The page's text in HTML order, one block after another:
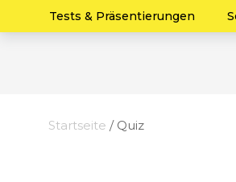
Tests & Präsentierungen
Startseite / Quiz